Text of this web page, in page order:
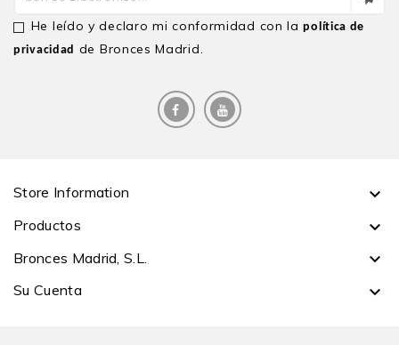
He leído y declaro mi conformidad con lapolítica de
privacidad de Bronces Madrid.
Store Information 
Productos 
Bronces Madrid, S.L. 
Su Cuenta 